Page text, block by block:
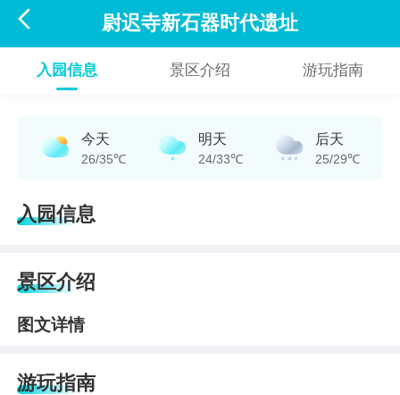
 尉迟寺新石器时代遗址
入园信息 景区介绍 游玩指南
今天
26/35℃
明天
24/33℃
后天
25/29℃
入园信息
景区介绍
图文详情
游玩指南